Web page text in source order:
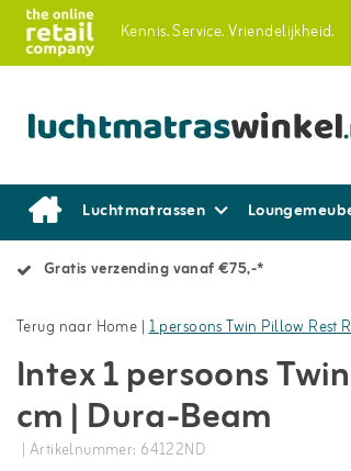
Kennis.Service.Vriendelijkheid.
Luchtmatrassen
Gratis verzending vanaf €75,-*
Terug naar Home |1 persoons Twin Pillow Rest
Intex 1 persoons
cm | Dura-Beam
| Artikelnummer: 64122ND